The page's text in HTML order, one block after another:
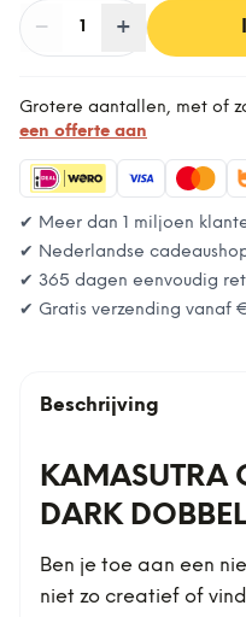
− Aantal
1 +
Grotere aantallen, met of
een offerte aan
✔ Meer dan 1 miljoen
✔ Nederlandse
✔ 365 dagen eenvoudig
✔ Gratis verzending vanaf
Beschrijving
KAMASUTRA
DARK
Ben je toe aan een
niet zo creatief of